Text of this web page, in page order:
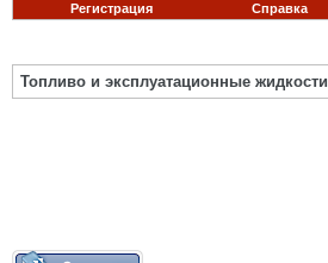
Регистрация Справка
Топливо и эксплуатационные жидкости